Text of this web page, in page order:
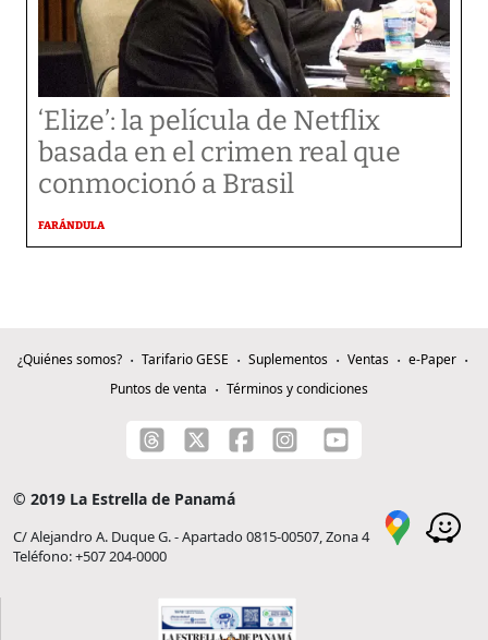
‘Elize’: la película de Netflix
basada en el crimen real que
conmocionó a Brasil
FARÁNDULA
¿Quiénes somos? Tarifario GESE Suplementos Ventas
e-Paper
Puntos de venta
Términos y condiciones
© 2019 La Estrella de Panamá
C/ Alejandro A. Duque G. - Apartado 0815-00507, Zona 4
Teléfono: +507 204-0000